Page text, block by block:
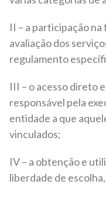
II – a participação na
avaliação dos
regulamento
III – o acesso direto
responsável pela
entidade a que
vinculados;
IV – a obtenção e
liberdade de